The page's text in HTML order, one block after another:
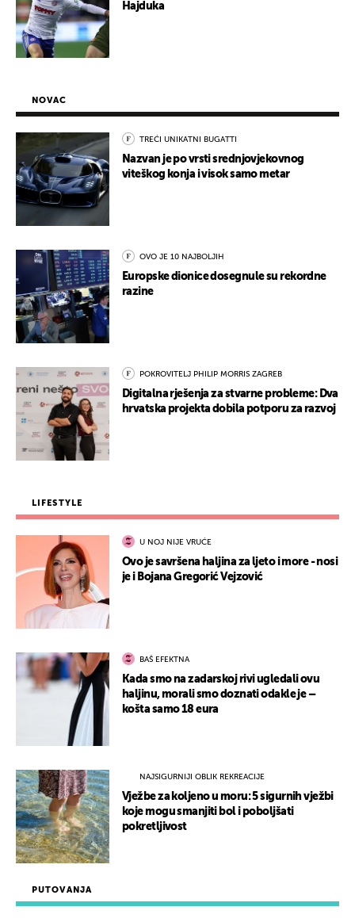
Hajduka
PUTOVANJA
NOVAC
TREĆI UNIKATNI BUGATTI
Nazvan je po vrsti srednjovjekovnog
viteškog konja i visok samo metar
OVO JE 10 NAJBOLJIH
Europske dionice dosegnule su rekordne
razine
POKROVITELJ PHILIP MORRIS ZAGREB
Digitalna rješenja za stvarne probleme: Dva
hrvatska projekta dobila potporu za razvoj
LIFESTYLE
U NOJ NIJE VRUĆE
Ovo je savršena haljina za ljeto i more - nosi
je i Bojana Gregorić Vejzović
BAŠ EFEKTNA
Kada smo na zadarskoj rivi ugledali ovu
haljinu, morali smo doznati odakle je –
košta samo 18 eura
NAJSIGURNIJI OBLIK REKREACIJE
Vježbe za koljeno u moru: 5 sigurnih vježbi
koje mogu smanjiti bol i poboljšati
pokretljivost